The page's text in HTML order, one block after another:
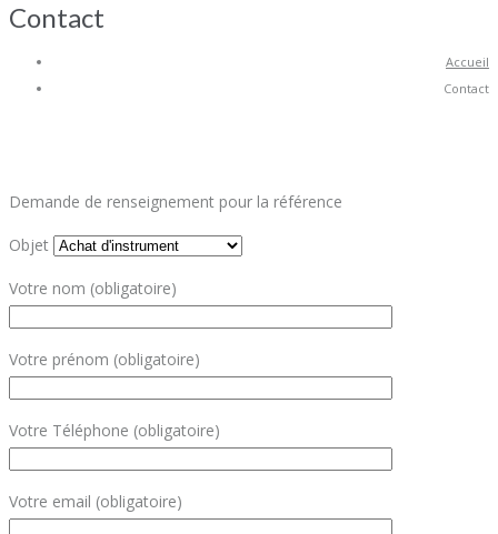
Contact
Accueil
Contact
Demande de renseignement pour la référence
Objet
Votre nom (obligatoire)
Votre prénom (obligatoire)
Votre Téléphone (obligatoire)
Votre email (obligatoire)